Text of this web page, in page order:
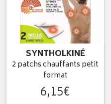
SYNTHOLKINÉ
2 patchs chauffants petit
format
6,15€